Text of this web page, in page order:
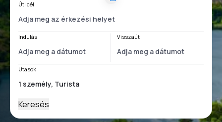
Úti cél
Indulás Visszaút
Utasok
Keresés